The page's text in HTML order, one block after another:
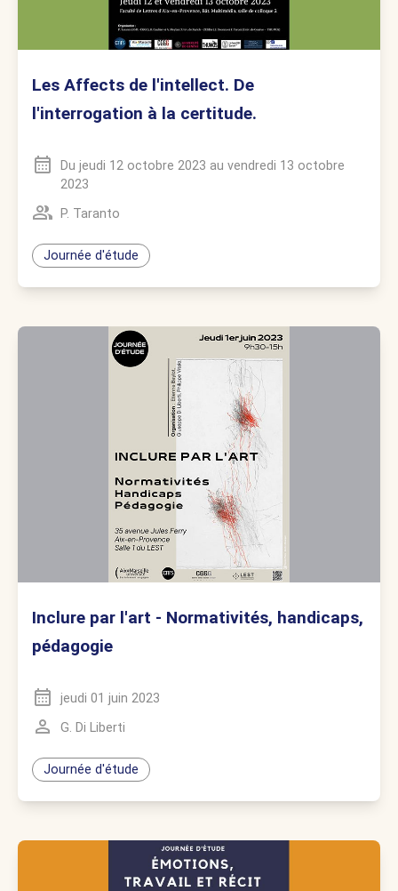
Les Affects de l'intellect. De
l'interrogation à la certitude.
Du jeudi 12 octobre 2023 au vendredi 13 octobre
2023
P. Taranto
Journée d'étude
Inclure par l'art - Normativités, handicaps,
pédagogie
jeudi 01 juin 2023
G. Di Liberti
Journée d'étude